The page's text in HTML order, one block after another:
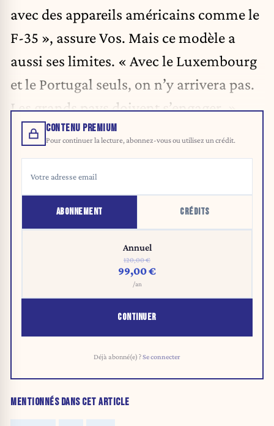
avec des appareils américains comme le
F-35 », assure Vos. Mais ce modèle a
aussi ses limites. « Avec le Luxembourg
et le Portugal seuls, on n’y arrivera pas.
Les grands pays doivent s’engager. »
CONTENU PREMIUM
Pour continuer la lecture, abonnez-vous ou utilisez un crédit.
ABONNEMENT CRÉDITS
Annuel
120,00 €
99,00 €
/an
CONTINUER
Déjà abonné(e) ?Se connecter
MENTIONNÉS DANS CET ARTICLE